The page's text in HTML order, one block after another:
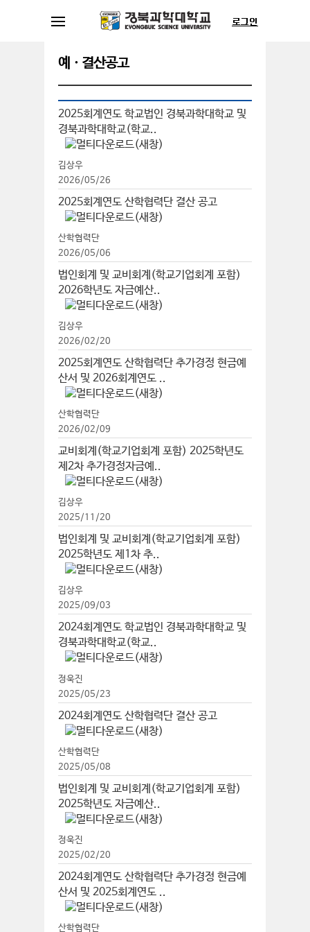
예ㆍ결산공고
2025회계연도 학교법인 경북과학대학교 및
경북과학대학교(학교..
김상우
2026/05/26
2025회계연도 산학협력단 결산 공고
산학협력단
2026/05/06
법인회계 및 교비회계(학교기업회계 포함)
2026학년도 자금예산..
김상우
2026/02/20
2025회계연도 산학협력단 추가경정 현금예
산서 및 2026회계연도 ..
산학협력단
2026/02/09
교비회계(학교기업회계 포함) 2025학년도
제2차 추가경정자금예..
김상우
2025/11/20
법인회계 및 교비회계(학교기업회계 포함)
2025학년도 제1차 추..
김상우
2025/09/03
2024회계연도 학교법인 경북과학대학교 및
경북과학대학교(학교..
정욱진
2025/05/23
2024회계연도 산학협력단 결산 공고
산학협력단
2025/05/08
법인회계 및 교비회계(학교기업회계 포함)
2025학년도 자금예산..
정욱진
2025/02/20
2024회계연도 산학협력단 추가경정 현금예
산서 및 2025회계연도 ..
산학협력단